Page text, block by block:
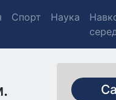
Спорт Наука